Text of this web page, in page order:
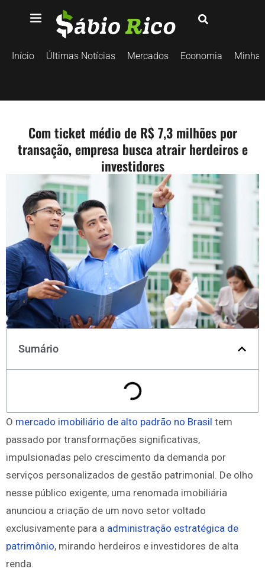
Início Últimas Notícias Mercados Economia
Monitore todos os mercados no TradingView
Com ticket médio de R$ 7,3 milhões por
transação, empresa busca atrair herdeiros e
investidores
Sumário
O mercado imobiliário de alto padrão no Brasil tem
passado por transformações significativas,
impulsionadas pelo crescimento da demanda por
serviços personalizados de gestão patrimonial. De olho
nesse público exigente, uma renomada imobiliária
anunciou a criação de um novo setor voltado
exclusivamente para a administração estratégica de
patrimônio, mirando herdeiros e investidores de alta
renda.